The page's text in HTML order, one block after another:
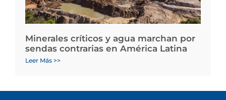
Minerales críticos y agua marchan por
sendas contrarias en América Latina
Leer Más >>